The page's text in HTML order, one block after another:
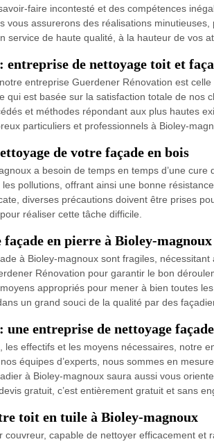
faire incontesté et des compétences
vous assurerons des réalisations
service de haute qualité, à la hauteur de vos
entreprise de nettoyage toit et
entreprise Guerdener Rénovation est
qui est basée sur la satisfaction totale de
et méthodes répondant aux plus hautes
particuliers et professionnels à Bioley-
de votre façade en bois
a besoin de temps en temps d’une
les pollutions, offrant ainsi une bonne
diverses précautions doivent être prises
réaliser cette tâche difficile.
façade en pierre à Bioley-magnoux
à Bioley-magnoux sont fragiles,
Rénovation pour garantir le bon
appropriés pour mener à bien toutes
un grand souci de la qualité par des
entreprise de nettoyage façade
les effectifs et les moyens nécessaires, notre
équipes d’experts, nous sommes en
à Bioley-magnoux saura aussi vous
gratuit, c’est entièrement gratuit et sans
toit en tuile à Bioley-magnoux
couvreur, capable de nettoyer efficacement